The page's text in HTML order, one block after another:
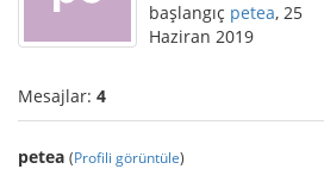
başlangıç petea, 25
Haziran 2019
Mesajlar: 4
petea (Profili görüntüle)